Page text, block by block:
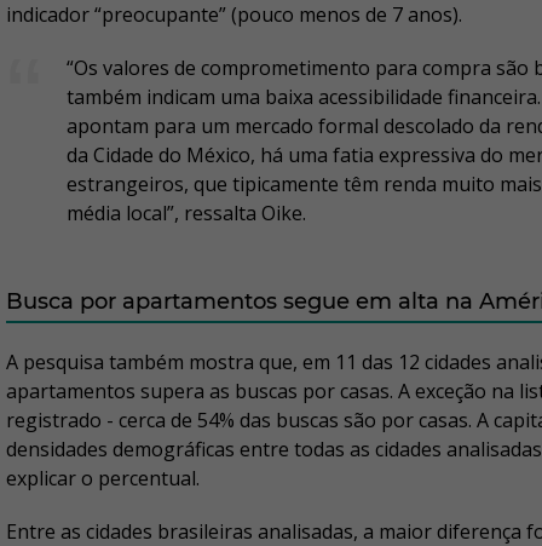
indicador “preocupante” (pouco menos de 7 anos).
“Os valores de comprometimento para compra são
também indicam uma baixa acessibilidade
apontam para um mercado formal descolado da
da Cidade do México, há uma fatia expressiva do
estrangeiros, que tipicamente têm renda muito
média local”, ressalta Oike.
Busca por apartamentos segue em alta na
A pesquisa também mostra que, em 11 das 12 cidades
apartamentos supera as buscas por casas. A exceção na
registrado - cerca de 54% das buscas são por casas. A
densidades demográficas entre todas as cidades
explicar o percentual.
Entre as cidades brasileiras analisadas, a maior diferença